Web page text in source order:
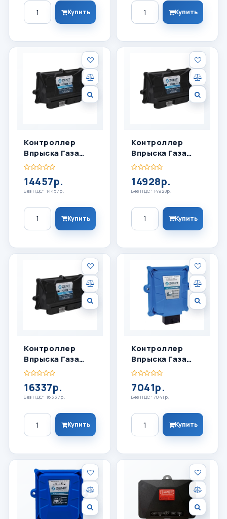
Количество
Купить
Количество
Купить
Контроллер
Впрыска Газа
ZENIT BLACK BOX
14457р.
Без НДС: 14457р.
Количество
Купить
Контроллер
Впрыска Газа
ZENIT BLACK BOX
14928р.
Без НДС: 14928р.
Количество
Купить
Контроллер
Впрыска Газа
ZENIT BLACK BOX
16337р.
Без НДС: 16337р.
Количество
Купить
Контроллер
Впрыска Газа
ZENIT BLUE BOX 4
7041р.
Без НДС: 7041р.
Количество
Купить